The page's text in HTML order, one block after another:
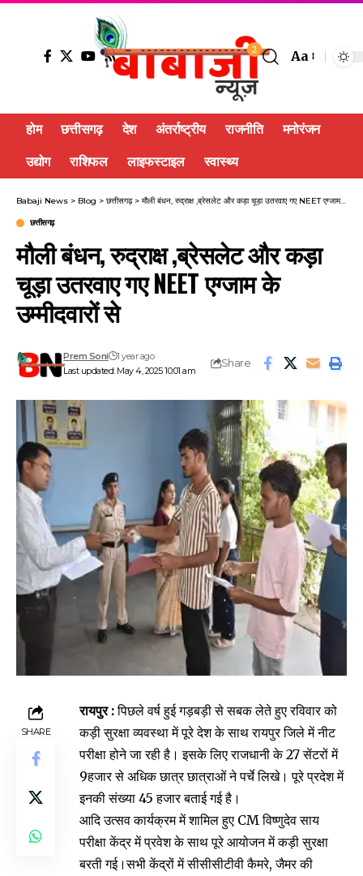
2 Aa
होम छत्तीसगढ़ देश अंतर्राष्ट्रीय राजनीति मनोरंजन
उद्योग राशिफल लाइफस्टाइल स्वास्थ्य
Babaji News > Blog > छत्तीसगढ़> मौली बंधन, रुद्राक्ष ,ब्रेसलेट और कड़ा चूड़ा उतरवाए गए NEET एग्जाम के उम्मीदवारों से
छत्तीसगढ़
मौली बंधन, रुद्राक्ष ,ब्रेसलेट और कड़ा
चूड़ा उतरवाए गए NEET एग्जाम के
उम्मीदवारों से
Last updated: May 4, 2025 10:01 am
Prem Soni 1 year ago
Share
SHARE
रायपुर :पिछले वर्ष हुई गड़बड़ी से सबक लेते हुए रविवार को
कड़ी सुरक्षा व्यवस्था में पूरे देश के साथ रायपुर जिले में नीट
परीक्षा होने जा रही है। इसके लिए राजधानी के 27 सेंटरों में
9हजार से अधिक छात्र छात्राओं ने पर्चे लिखे। पूरे प्रदेश में
इनकी संख्या 45 हजार बताई गई है।
आदि उत्सव कार्यक्रम में शामिल हुए CM विष्णुदेव साय
परीक्षा केंद्र में प्रवेश के साथ पूरे आयोजन में कड़ी सुरक्षा
बरती गई।सभी केंद्रों में सीसीसीटीवी कैमरे, जैमर की